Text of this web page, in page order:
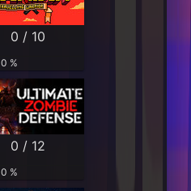
0 / 10
0 %
0 / 12
0 %